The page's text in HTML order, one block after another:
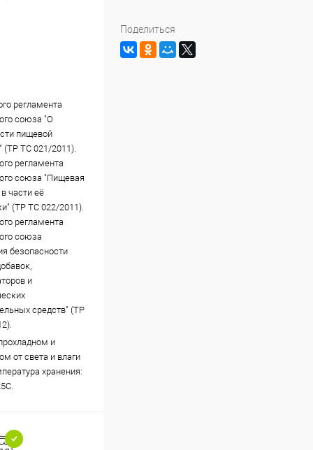
регламента
союза "О
пищевой
(ТР ТС 021/2011).
регламента
союза "Пищевая
части её
(ТР ТС 022/2011).
регламента
союза
безопасности
и
средств" (ТР
и
от света и влаги
хранения:
Поделиться